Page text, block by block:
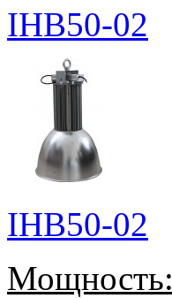
IHB50-02
IHB50-02
Мощность: